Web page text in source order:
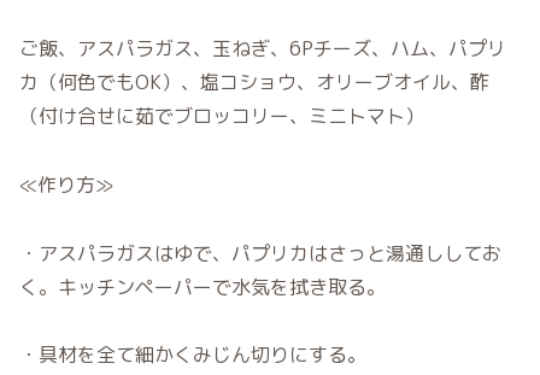
ご飯、アスパラガス、玉ねぎ、6Pチーズ、ハム、パプリ
カ（何色でもOK）、塩コショウ、オリーブオイル、酢
（付け合せに茹でブロッコリー、ミニトマト）
≪作り方≫
・アスパラガスはゆで、パプリカはさっと湯通ししてお
く。キッチンペーパーで水気を拭き取る。
・具材を全て細かくみじん切りにする。